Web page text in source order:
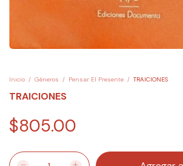
Inicio / Géneros / Pensar El Presente / TRAICIONES
TRAICIONES
$805.00